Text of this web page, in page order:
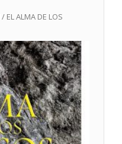
/ EL ALMA DE LOS